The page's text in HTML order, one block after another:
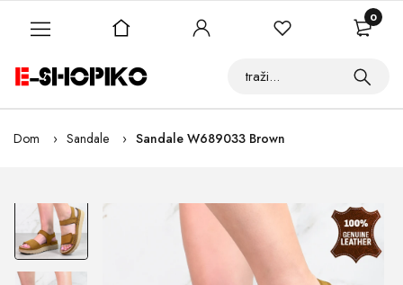
Dom Sandale Sandale W689033 Brown
0